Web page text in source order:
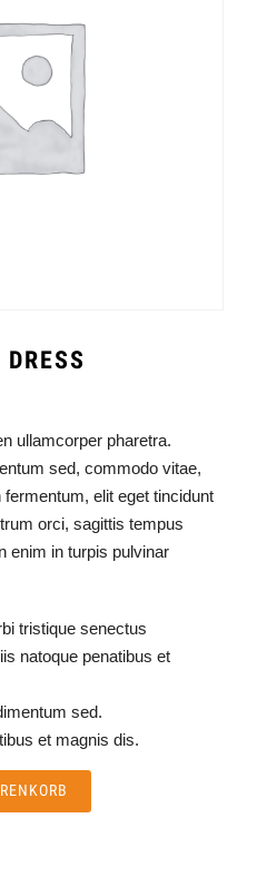
ullamcorper pharetra.
sed, commodo vitae,
elit eget tincidunt
orci, sagittis tempus
enim in turpis pulvinar
tristique senectus
natoque penatibus et
sed.
et magnis dis.